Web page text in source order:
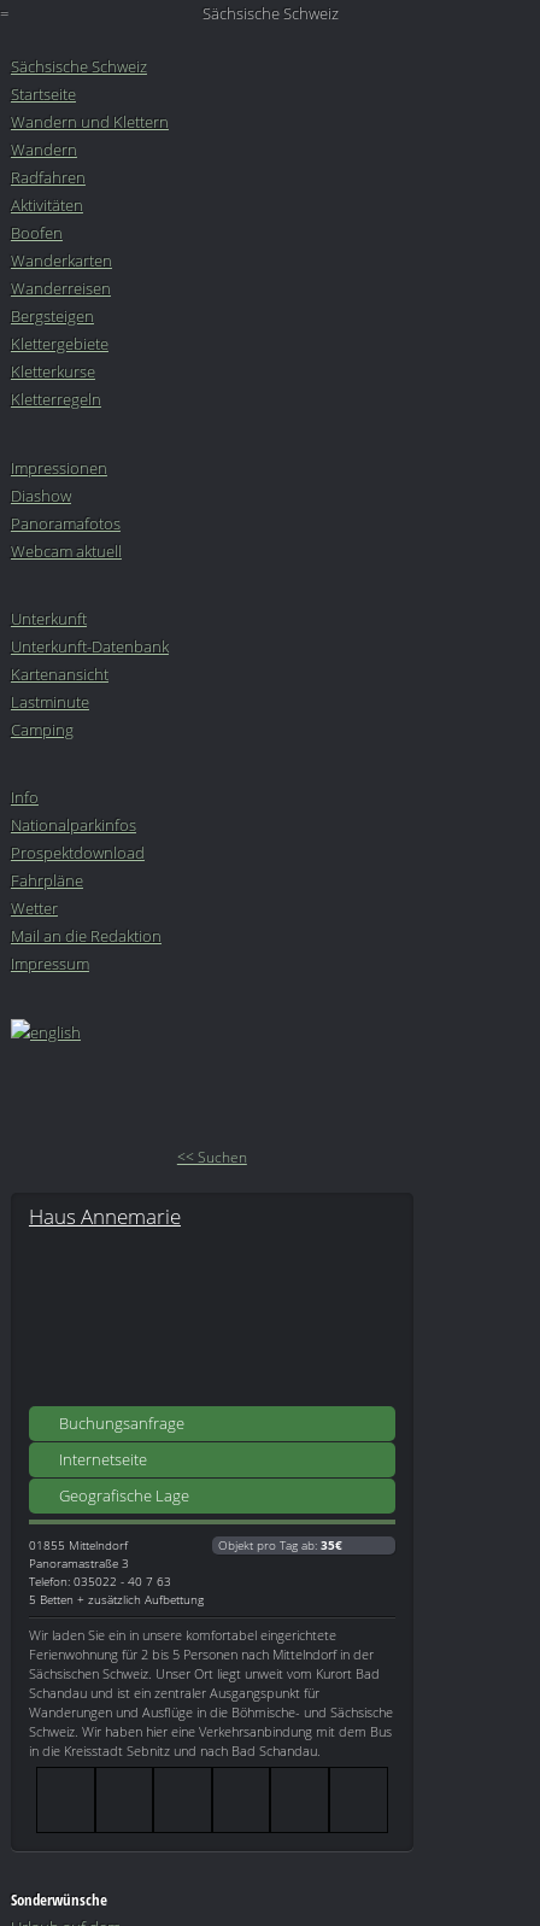
Sächsische Schweiz
=
Sächsische Schweiz
Startseite
Wandern und Klettern
Wandern
Radfahren
Aktivitäten
Boofen
Wanderkarten
Wanderreisen
Bergsteigen
Klettergebiete
Kletterkurse
Kletterregeln
Impressionen
Diashow
Panoramafotos
Webcam aktuell
Unterkunft
Unterkunft-Datenbank
Kartenansicht
Lastminute
Camping
Info
Nationalparkinfos
Prospektdownload
Fahrpläne
Wetter
Mail an die Redaktion
Impressum
<< Suchen
Haus Annemarie
Buchungsanfrage
Internetseite
Geografische Lage
01855 Mittelndorf
Panoramastraße 3
Telefon: 035022 - 40 7 63
5 Betten + zusätzlich Aufbettung
Objekt pro Tag ab: 35€
Wir laden Sie ein in unsere komfortabel eingerichtete
Ferienwohnung für 2 bis 5 Personen nach Mittelndorf in der
Sächsischen Schweiz. Unser Ort liegt unweit vom Kurort Bad
Schandau und ist ein zentraler Ausgangspunkt für
Wanderungen und Ausflüge in die Böhmische- und Sächsische
Schweiz. Wir haben hier eine Verkehrsanbindung mit dem Bus
in die Kreisstadt Sebnitz und nach Bad Schandau.
Sonderwünsche